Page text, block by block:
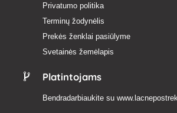
Privatumo politika
Terminų žodynėlis
Prekės ženklai pasiūlyme
Svetainės žemėlapis
Platintojams
Bendradarbiaukite su